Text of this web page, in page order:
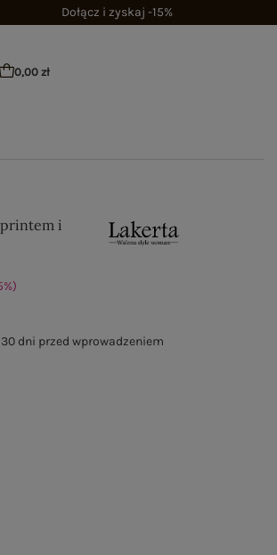
Dołącz i zyskaj -15%
0,00 zł
i
%)
dni przed wprowadzeniem